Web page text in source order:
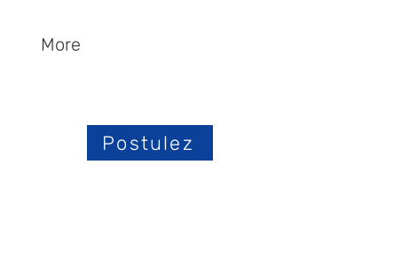
More
Postulez